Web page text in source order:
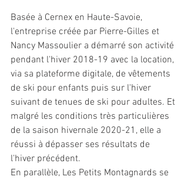
Basée à Cernex en Haute-Savoie,
l'entreprise créée par Pierre-Gilles et
Nancy Massoulier a démarré son activité
pendant l'hiver 2018-19 avec la location,
via sa plateforme digitale, de vêtements
de ski pour enfants puis sur l'hiver
suivant de tenues de ski pour adultes. Et
malgré les conditions très particulières
de la saison hivernale 2020-21, elle a
réussi à dépasser ses résultats de
l'hiver précédent.
En parallèle, Les Petits Montagnards se